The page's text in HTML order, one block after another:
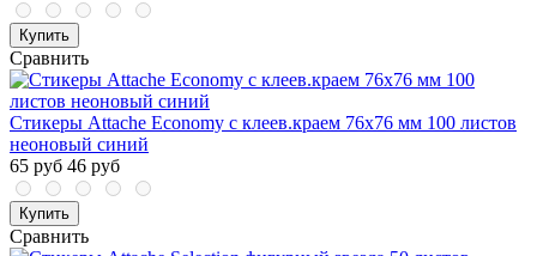
Купить
Сравнить
Стикеры Attache Economy с клеев.краем 76x76 мм 100 листов
неоновый синий
65 руб 46 руб
Купить
Сравнить